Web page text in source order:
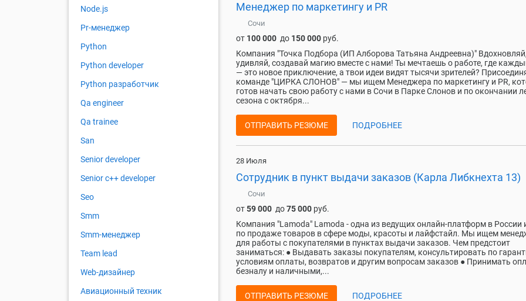
Менеджер по маркетингу и PR
Сочи
от 100 000 до 150 000 руб.
Компания "Точка Подбора (ИП Алборова Татьяна Андреевна)" Вдохновляй,
удивляй, создавай магию вместе с нами! Ты мечтаешь о работе, где
— это новое приключение, а твои идеи видят тысячи зрителей?
команде "ЦИРКА СЛОНОВ" — мы ищем Менеджера по маркетингу и PR,
готов начать свою работу с нами в Сочи в Парке Слонов и по окончании
сезона с октября...
ОТПРАВИТЬ РЕЗЮМЕ ПОДРОБНЕЕ
28 Июля
Сотрудник в пункт выдачи заказов (Карла Либкнехта 13)
Сочи
от59 000 до75 000 руб.
Компания "Lamoda" Lamoda - одна из ведущих онлайн-платформ в России
по продаже товаров в сфере моды, красоты и лайфстайл. Мы ищем
для работы с покупателями в пунктах выдачи заказов. Чем предстоит
заниматься: ● Выдавать заказы покупателям, консультировать по
условиям оплаты, возвратов и другим вопросам заказов ● Принимать
безналу и наличными,...
ОТПРАВИТЬ РЕЗЮМЕ ПОДРОБНЕЕ
Node.js
Pr-менеджер
Python
Python developer
Python разработчик
Qa engineer
Qa trainee
San
Senior developer
Senior с++ developer
Seo
Smm
Smm-менеджер
Team lead
Web-дизайнер
Авиационный техник